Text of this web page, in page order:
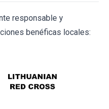
responsable y
benéficas locales: